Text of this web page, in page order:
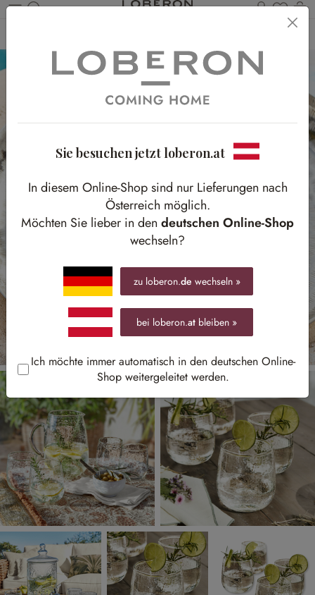
Du
Sie besuchen jetzt loberon.at
In diesem Online-Shop sind nur Lieferungen nach
Österreich möglich.
Möchten Sie lieber in den deutschen Online-Shop
wechseln?
zu loberon.de wechseln »
bei loberon.at bleiben »
Ich möchte immer automatisch in den deutschen Online-
Shop weitergeleitet werden.